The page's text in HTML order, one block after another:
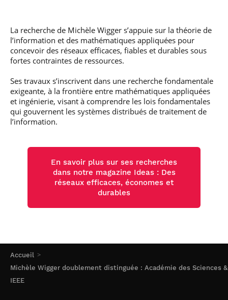
Accueil
Michèle Wigger doublement distinguée : Académie des Sciences &
IEEE
La recherche de Michèle Wigger s’appuie sur la théorie de
l’information et des mathématiques appliquées pour
concevoir des réseaux efficaces, fiables et durables sous
fortes contraintes de ressources.
Ses travaux s’inscrivent dans une recherche fondamentale
exigeante, à la frontière entre mathématiques appliquées
et ingénierie, visant à comprendre les lois fondamentales
qui gouvernent les systèmes distribués de traitement de
l’information.
En savoir plus sur ses recherches
dans notre magazine Ideas : Des
réseaux efficaces, économes et
durables